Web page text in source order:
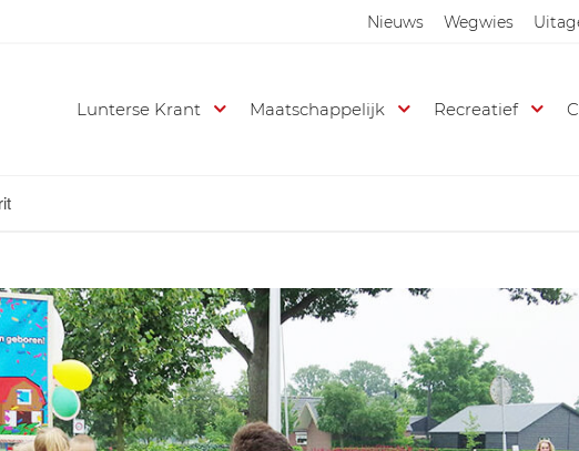
Nieuws Wegwies
Lunterse Krant Maatschappelijk Recreatief